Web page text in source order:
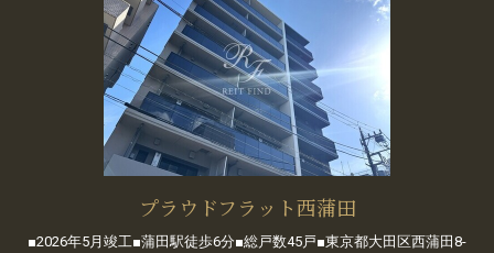
プラウドフラット西蒲田
■2026年5月竣工■蒲田駅徒歩6分■総戸数45戸■東京都大田区西蒲田8-